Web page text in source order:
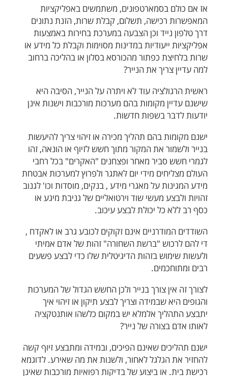
אז אם כולם בסמארטפונים, משתמשים באפליקציות
המאפשרות רכישה, תשלום, קבלת שרות, הזנת נתונים
דרך טלפון נייד וכן הצבעה במערכת בחירות באמצעות
אפליקציות ייעודיות במדינות מסוימות וקבלת כל מידע או
שרות בלחיצת כפתור מהכורסא בסלון או בהליכה ברחוב
למה עדיין צריך את הנייר?
ראשית הרגולציה עוד לא ויתרה על הנייר, הסיבה היא
שישנם עדיין מקומות בהם מערכות מורכבות וישנות אינן
יודעות לדבר בשפות חדשות.
ישנם מקומות בהם תהליך מכירה או זיהוי צריך להיעשות
בנייר ולשמור את המקור מתוך חשש לזיוף או הונאה, זהו
לגמרי חשש סביר מאחר ופצחנים "האקרים" בכל רחבי
העולם מצליחים מידי יום לאתגר ולפרוץ למערכות אבטחת
מידע המגינות על מאגרי מידע , בנקים, מוסדות וכו' לגנוב
זהויות ולבצע מעשי שוד וירטואליים של גניבת מיגע או
כסף רב ללא כל יכולת לבצע עיכוב.
השודדים המודרניים אינם זקוקים לכובע גרב או לאקדח ,
די להם לרכוש "ברשת השחורה" זהות של אדם אמיתי
ולעשות שימוש בזהות הדיגיטלית שלו כדי לבצע פשעים
רבים ומתוחכמים.
לצורך זה אין צורך בנייר ולכן החשש הגדול של המערכות
והגופים היא שבמידה וצריך לבצע תיקון או זיהוי איך
יתבצע התהליך אלמלא יש במקום כלשהו אותנטקציה
לאותו אדם בצורה של נייר?
ישנם תהליכים שאינם הפיכים, ובמידה ומתבצע זיוף קשה
להחזיר את הגלגל לאחור, ולשנות את מה שאירע. לדוגמא
רכישת בית. או ביצוע של בדיקות רפואיות מורכבות שאינן